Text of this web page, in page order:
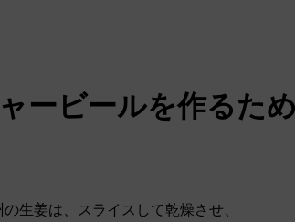
ービールを作るた
生姜は、スライスして乾燥させ、